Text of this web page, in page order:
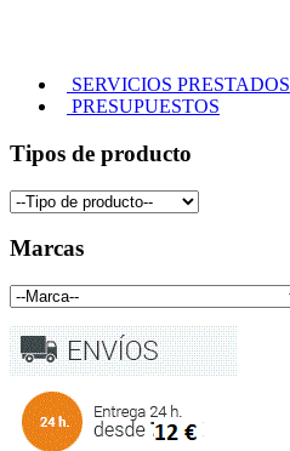
SERVICIOS PRESTADOS
PRESUPUESTOS
Tipos de producto
Marcas